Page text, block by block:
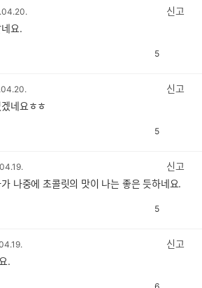
신고
요.
5
신고
네요ㅎㅎ
5
신고
나중에 초콜릿의 맛이 나는 좋은 듯하네요.
5
신고
.